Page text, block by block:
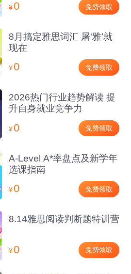
¥0 免费领取
8月搞定雅思词汇 屠‘雅’就
现在
¥0 免费领取
2026热门行业趋势解读 提
升自身就业竞争力
¥0 免费领取
A-Level A*率盘点及新学年
选课指南
¥0 免费领取
8.14雅思阅读判断题特训营
¥0 免费领取